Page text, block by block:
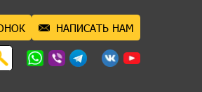
НАПИСАТЬ НАМ